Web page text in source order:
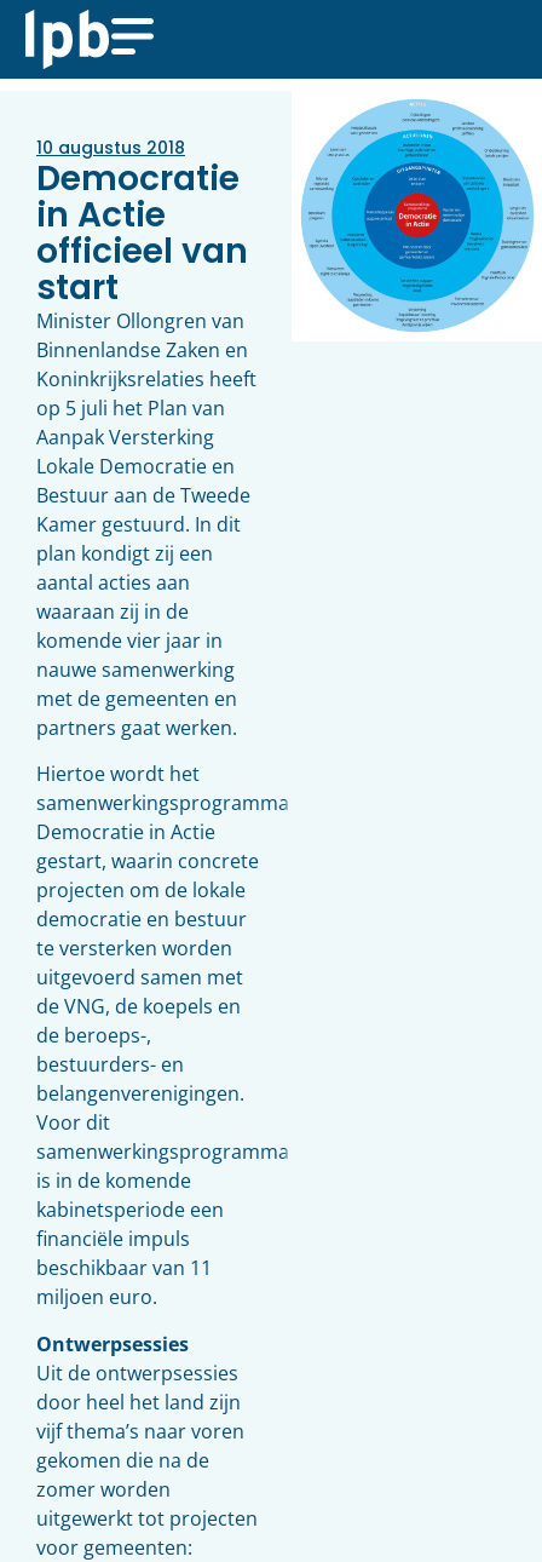
10 augustus 2018
Democratie
in Actie
officieel van
start
Minister Ollongren van
Binnenlandse Zaken en
Koninkrijksrelaties heeft
op 5 juli het Plan van
Aanpak Versterking
Lokale Democratie en
Bestuur aan de Tweede
Kamer gestuurd. In dit
plan kondigt zij een
aantal acties aan
waaraan zij in de
komende vier jaar in
nauwe samenwerking
met de gemeenten en
partners gaat werken.
Hiertoe wordt het
samenwerkingsprogramma
Democratie in Actie
gestart, waarin concrete
projecten om de lokale
democratie en bestuur
te versterken worden
uitgevoerd samen met
de VNG, de koepels en
de beroeps-,
bestuurders- en
belangenverenigingen.
Voor dit
samenwerkingsprogramma
is in de komende
kabinetsperiode een
financiële impuls
beschikbaar van 11
miljoen euro.
Ontwerpsessies
Uit de ontwerpsessies
door heel het land zijn
vijf thema’s naar voren
gekomen die na de
zomer worden
uitgewerkt tot projecten
voor gemeenten: